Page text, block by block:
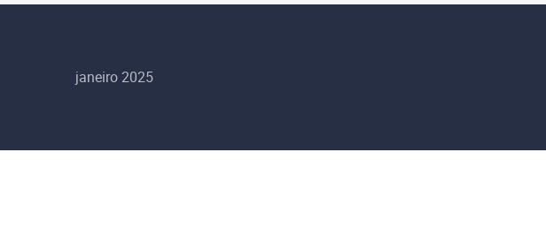
janeiro 2025